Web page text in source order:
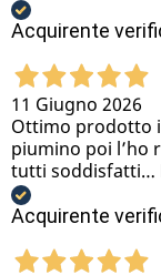
Acquirente
11 Giugno 2026
Ottimo prodotto
piumino poi l’ho
tutti soddisfatti…
Acquirente